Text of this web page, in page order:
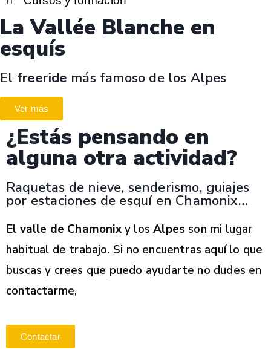
La Vallée Blanche en
esquís
El freeride más famoso de los Alpes
Ver más
¿Estás pensando en
alguna otra actividad?
Raquetas de nieve, senderismo, guiajes
por estaciones de esquí en Chamonix…
El valle de Chamonixy losAlpes son mi lugar
habitual de trabajo. Si no encuentras aquí lo que
buscas y crees que puedo ayudarte no dudes en
contactarme,
Contactar